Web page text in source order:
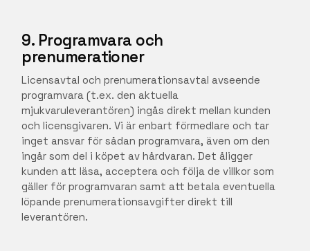
9. Programvara och
prenumerationer
Licensavtal och prenumerationsavtal avseende
programvara (t.ex. den aktuella
mjukvaruleverantören) ingås direkt mellan kunden
och licensgivaren. Vi är enbart förmedlare och tar
inget ansvar för sådan programvara, även om den
ingår som del i köpet av hårdvaran. Det åligger
kunden att läsa, acceptera och följa de villkor som
gäller för programvaran samt att betala eventuella
löpande prenumerationsavgifter direkt till
leverantören.